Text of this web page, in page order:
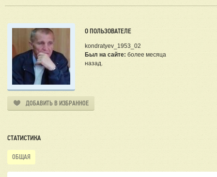
О ПОЛЬЗОВАТЕЛЕ
kondratyev_1953_02
Был на сайте: более месяца
назад.
ДОБАВИТЬ В ИЗБРАННОЕ
СТАТИСТИКА
ОБЩАЯ